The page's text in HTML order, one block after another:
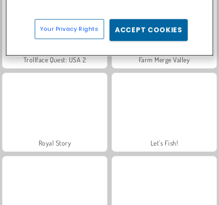
Trollface Quest: USA 2 Farm Merge Valley
Royal Story Let's Fish!
Your Privacy Rights ACCEPT COOKIES